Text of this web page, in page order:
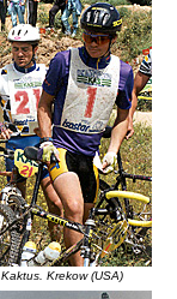
Kaktus. Krekow (USA)